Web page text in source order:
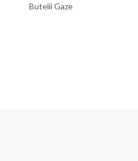
Butelii Gaze